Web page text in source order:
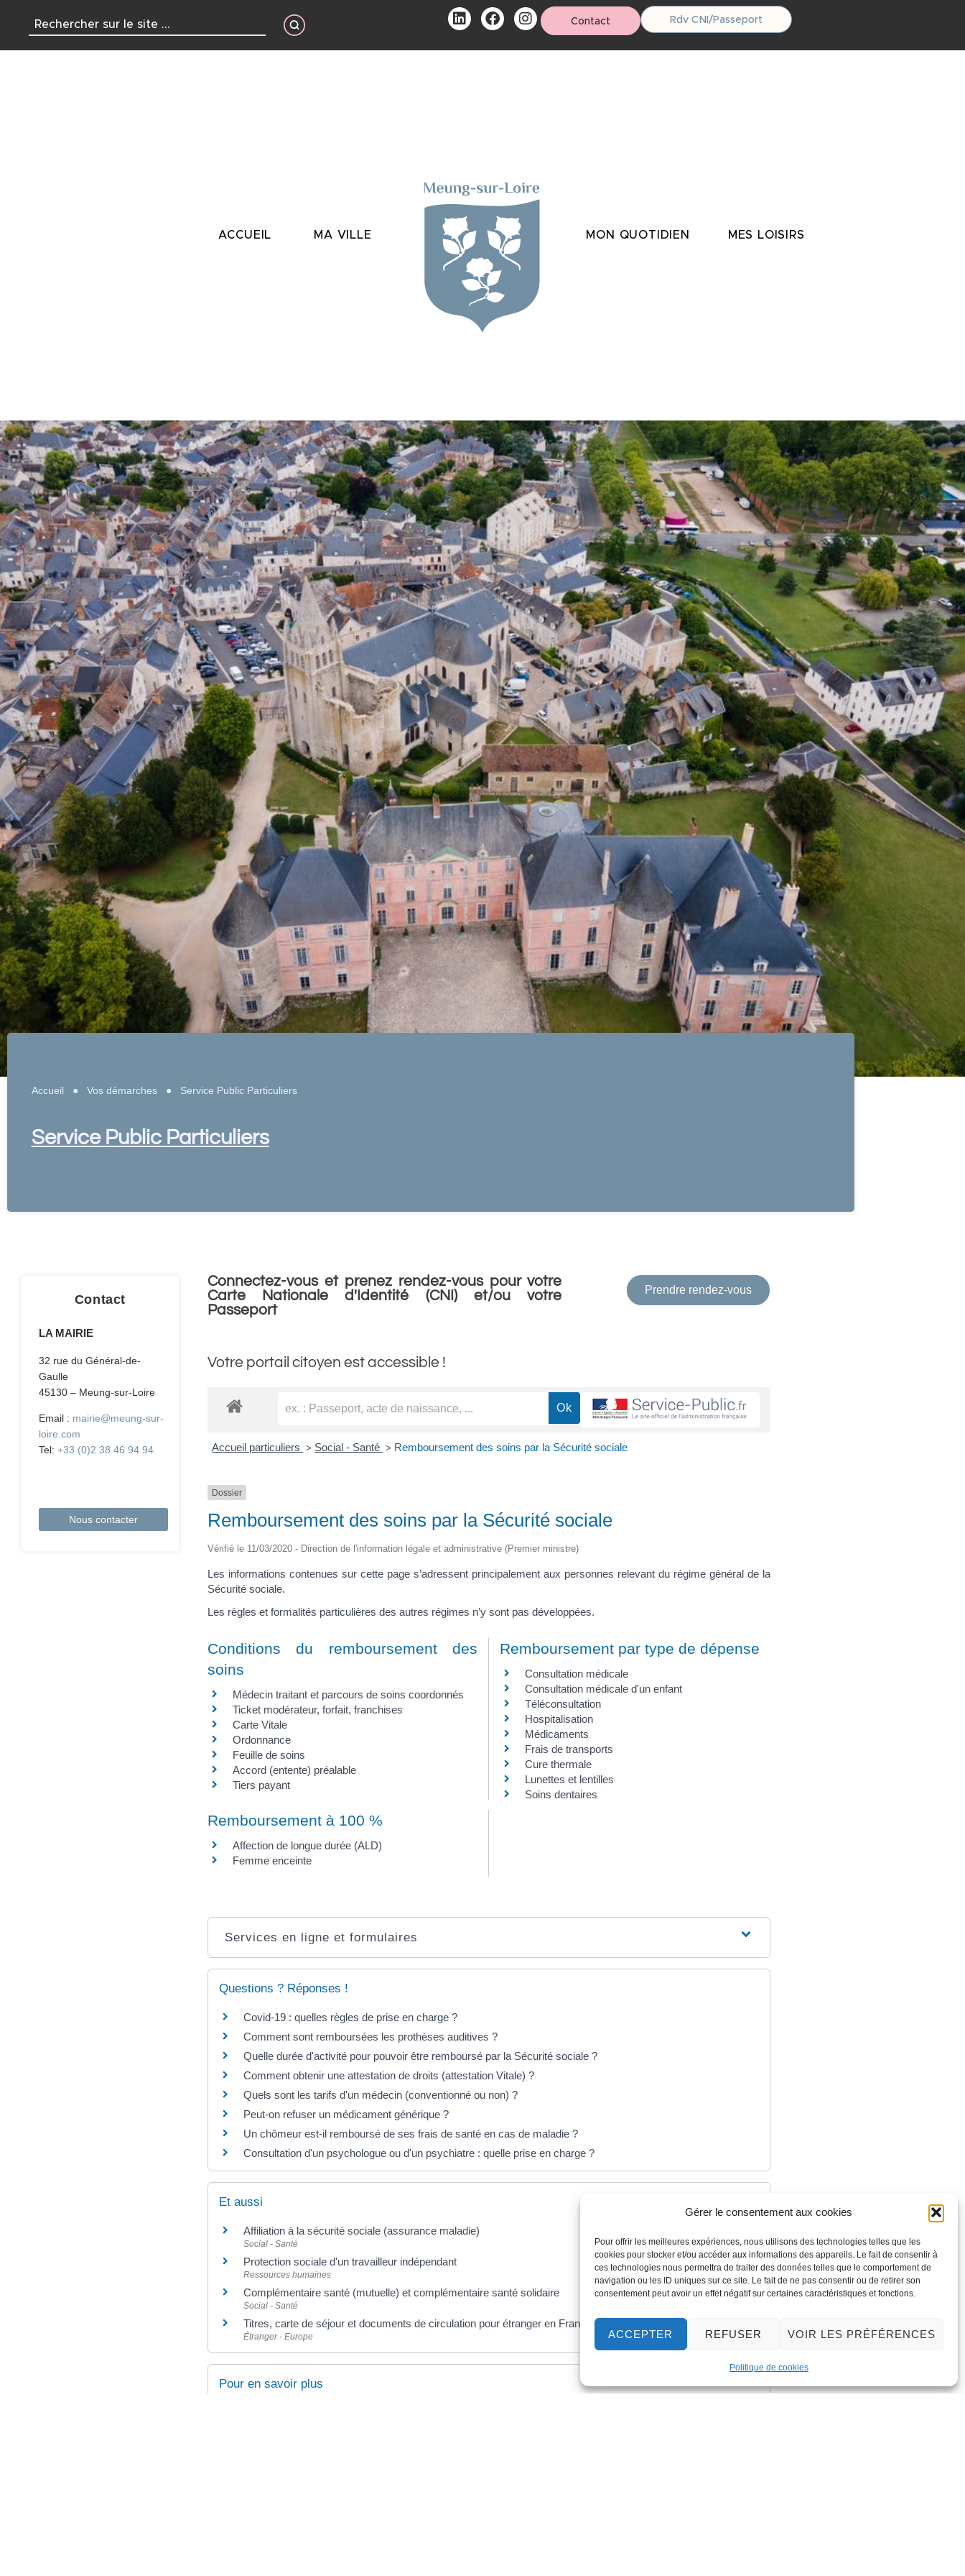
Gérer le consentement aux cookies
Pour offrir les meilleures expériences, nous utilisons des technologies telles que les
cookies pour stocker et/ou accéder aux informations des appareils. Le fait de consentir à
ces technologies nous permettra de traiter des données telles que le comportement de
navigation ou les ID uniques sur ce site. Le fait de ne pas consentir ou de retirer son
consentement peut avoir un effet négatif sur certaines caractéristiques et fonctions.
ACCEPTER REFUSER VOIR LES PRÉFÉRENCES
Politique de cookies
principal
Contact Rdv CNI/Passeport
ACCUEIL MA VILLE MON QUOTIDIEN MES LOISIRS
Accueil ● Vos démarches● Service Public Particuliers
Service Public Particuliers
Contact
LA MAIRIE
32 rue du Général-de-
Gaulle
45130 – Meung-sur-Loire
Email : mairie@meung-sur-
loire.com
Tel:+33 (0)2 38 46 94 94
Nous contacter
Connectez-vous et prenez rendez-vous pour votre
Carte Nationale d'Identité (CNI) et/ou votre
Passeport
Prendre rendez-vous
Votre portail citoyen est accessible !
Accueil particuliers > Social - Santé > Remboursement des soins par la Sécurité sociale
Dossier
Remboursement des soins par la Sécurité sociale
Vérifié le 11/03/2020 - Direction de l'information légale et administrative (Premier ministre)
Les informations contenues sur cette page s’adressent principalement aux personnes relevant du régime général de la
Sécurité sociale.
Les règles et formalités particulières des autres régimes n’y sont pas développées.
Conditions du remboursement des
soins
Médecin traitant et parcours de soins coordonnés
Ticket modérateur, forfait, franchises
Carte Vitale
Ordonnance
Feuille de soins
Accord (entente) préalable
Tiers payant
Remboursement par type de dépense
Consultation médicale
Consultation médicale d'un enfant
Téléconsultation
Hospitalisation
Médicaments
Frais de transports
Cure thermale
Lunettes et lentilles
Soins dentaires
Remboursement à 100 %
Affection de longue durée (ALD)
Femme enceinte
Services en ligne et formulaires
Questions ? Réponses !
Covid-19 : quelles règles de prise en charge ?
Comment sont remboursées les prothèses auditives ?
Quelle durée d'activité pour pouvoir être remboursé par la Sécurité sociale ?
Comment obtenir une attestation de droits (attestation Vitale) ?
Quels sont les tarifs d'un médecin (conventionné ou non) ?
Peut-on refuser un médicament générique ?
Un chômeur est-il remboursé de ses frais de santé en cas de maladie ?
Consultation d'un psychologue ou d'un psychiatre : quelle prise en charge ?
Et aussi
Affiliation à la sécurité sociale (assurance maladie)
Social - Santé
Protection sociale d'un travailleur indépendant
Ressources humaines
Complémentaire santé (mutuelle) et complémentaire santé solidaire
Social - Santé
Titres, carte de séjour et documents de circulation pour étranger en France
Étranger - Europe
Pour en savoir plus